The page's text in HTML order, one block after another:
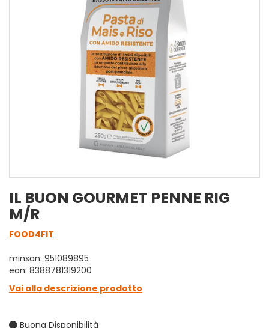
IL BUON GOURMET PENNE RIG
M/R
FOOD4FIT
minsan: 951089895
ean: 8388781319200
Vai alla descrizione prodotto
Buona Disponibilità